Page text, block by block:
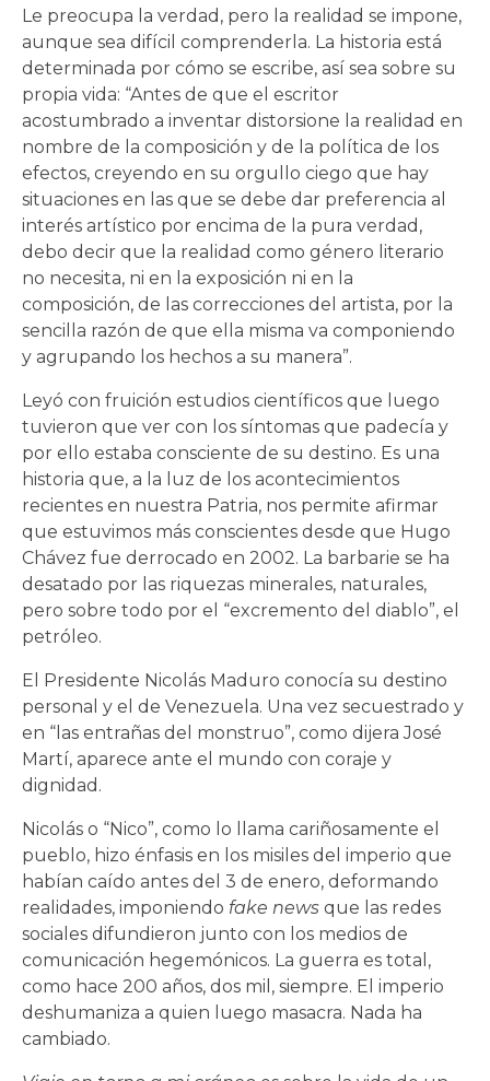
Le preocupa la verdad, pero la realidad se impone,
aunque sea difícil comprenderla. La historia está
determinada por cómo se escribe, así sea sobre su
propia vida: “Antes de que el escritor
acostumbrado a inventar distorsione la realidad en
nombre de la composición y de la política de los
efectos, creyendo en su orgullo ciego que hay
situaciones en las que se debe dar preferencia al
interés artístico por encima de la pura verdad,
debo decir que la realidad como género literario
no necesita, ni en la exposición ni en la
composición, de las correcciones del artista, por la
sencilla razón de que ella misma va componiendo
y agrupando los hechos a su manera”.
Leyó con fruición estudios científicos que luego
tuvieron que ver con los síntomas que padecía y
por ello estaba consciente de su destino. Es una
historia que, a la luz de los acontecimientos
recientes en nuestra Patria, nos permite afirmar
que estuvimos más conscientes desde que Hugo
Chávez fue derrocado en 2002. La barbarie se ha
desatado por las riquezas minerales, naturales,
pero sobre todo por el “excremento del diablo”, el
petróleo.
El Presidente Nicolás Maduro conocía su destino
personal y el de Venezuela. Una vez secuestrado y
en “las entrañas del monstruo”, como dijera José
Martí, aparece ante el mundo con coraje y
dignidad.
Nicolás o “Nico”, como lo llama cariñosamente el
pueblo, hizo énfasis en los misiles del imperio que
habían caído antes del 3 de enero, deformando
realidades, imponiendo fake news que las redes
sociales difundieron junto con los medios de
comunicación hegemónicos. La guerra es total,
como hace 200 años, dos mil, siempre. El imperio
deshumaniza a quien luego masacra. Nada ha
cambiado.